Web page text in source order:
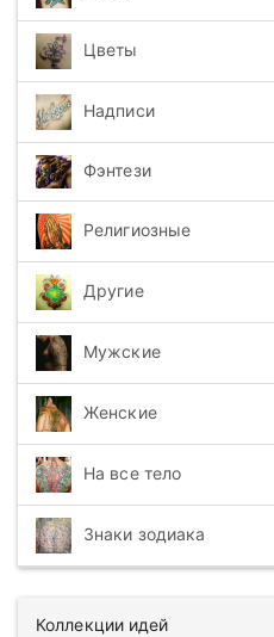
Цветы
Надписи
Фэнтези
Религиозные
Другие
Мужские
Женские
На все тело
Знаки зодиака
Коллекции идей